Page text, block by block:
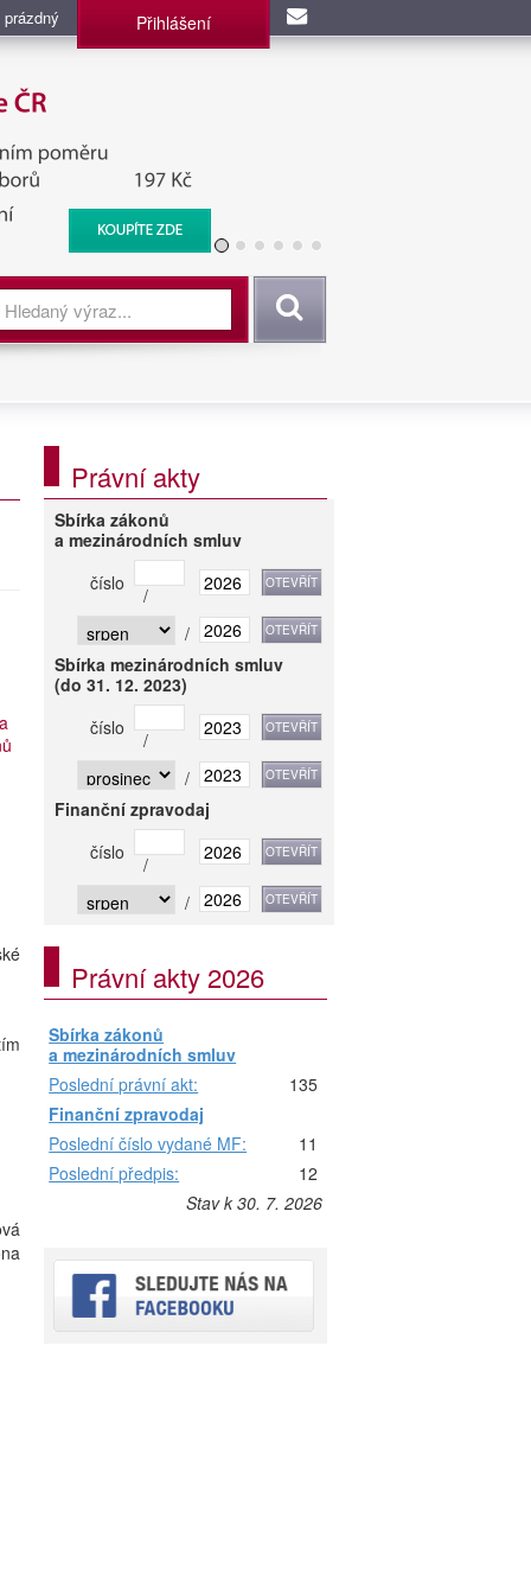
Přihlášení
Vyhledat
Právní akty
Sbírka zákonů
a mezinárodních smluv
číslo
/
/
Sbírka mezinárodních smluv
(do 31. 12. 2023)
číslo
/
/
Finanční zpravodaj
číslo
/
/
Právní akty 2026
Sbírka zákonů
a mezinárodních smluv
Poslední právní akt:
135
Finanční zpravodaj
Poslední číslo vydané MF:
11
Poslední předpis:
12
Stav k 30. 7. 2026